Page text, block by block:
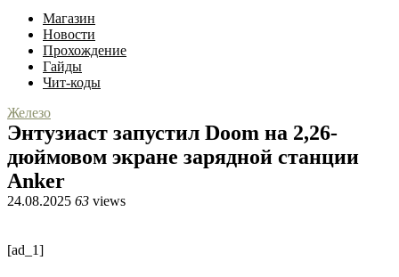
Магазин
Новости
Прохождение
Гайды
Чит-коды
Железо
Энтузиаст запустил Doom на 2,26-
дюймовом экране зарядной станции
Anker
24.08.2025 63 views
[ad_1]